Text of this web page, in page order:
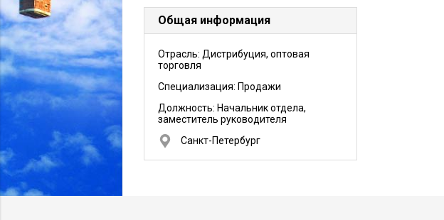
Общая информация
Отрасль: Дистрибуция, оптовая
торговля
Специализация: Продажи
Должность: Начальник отдела,
заместитель руководителя
Санкт-Петербург